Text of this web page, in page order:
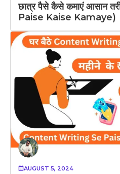
छात्र पैसे कैसे कमाएं आसान
Paise Kaise Kamaye)
AUGUST 5, 2024